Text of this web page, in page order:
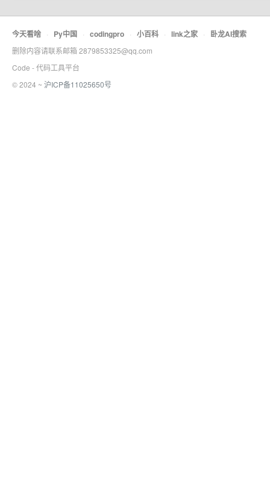
今天看啥 · Py中国 · codingpro · 小百科 · link之家 · 卧龙AI搜索
删除内容请联系邮箱 2879853325@qq.com
Code - 代码工具平台
© 2024 ~ 沪ICP备11025650号